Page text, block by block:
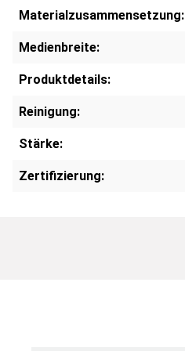
Materialzusammensetzung:
Medienbreite:
Produktdetails:
Reinigung:
Stärke:
Zertifizierung: